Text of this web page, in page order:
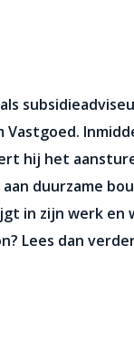
Vastgoed.
hij het
duurzame
in zijn werk en
Lees dan